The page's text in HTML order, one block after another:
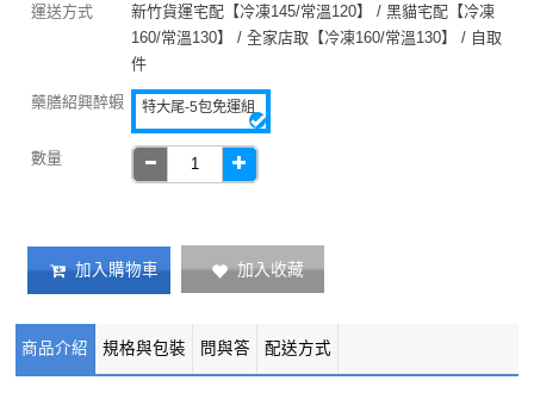
運送方式
新竹貨運宅配【冷凍145/常溫120】 / 黑貓宅配【冷凍
160/常溫130】 / 全家店取【冷凍160/常溫130】 / 自取
件
藥膳紹興醉蝦 特大尾-5包免運組
數量
加入購物車 加入收藏
商品介紹 規格與包裝 問與答 配送方式